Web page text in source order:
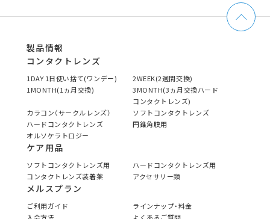
製品情報
コンタクトレンズ
1DAY 1日使い捨て(ワンデー)
2WEEK(2週間交換)
1MONTH(1ヵ月交換)
3MONTH(3ヵ月交換ハード
コンタクトレンズ)
カラコン（サークルレンズ）
ソフトコンタクトレンズ
ハードコンタクトレンズ
円錐角膜用
オルソケラトロジー
ケア用品
ソフトコンタクトレンズ用
ハードコンタクトレンズ用
コンタクトレンズ装着薬
アクセサリー類
メルスプラン
ご利用ガイド
ラインナップ・料金